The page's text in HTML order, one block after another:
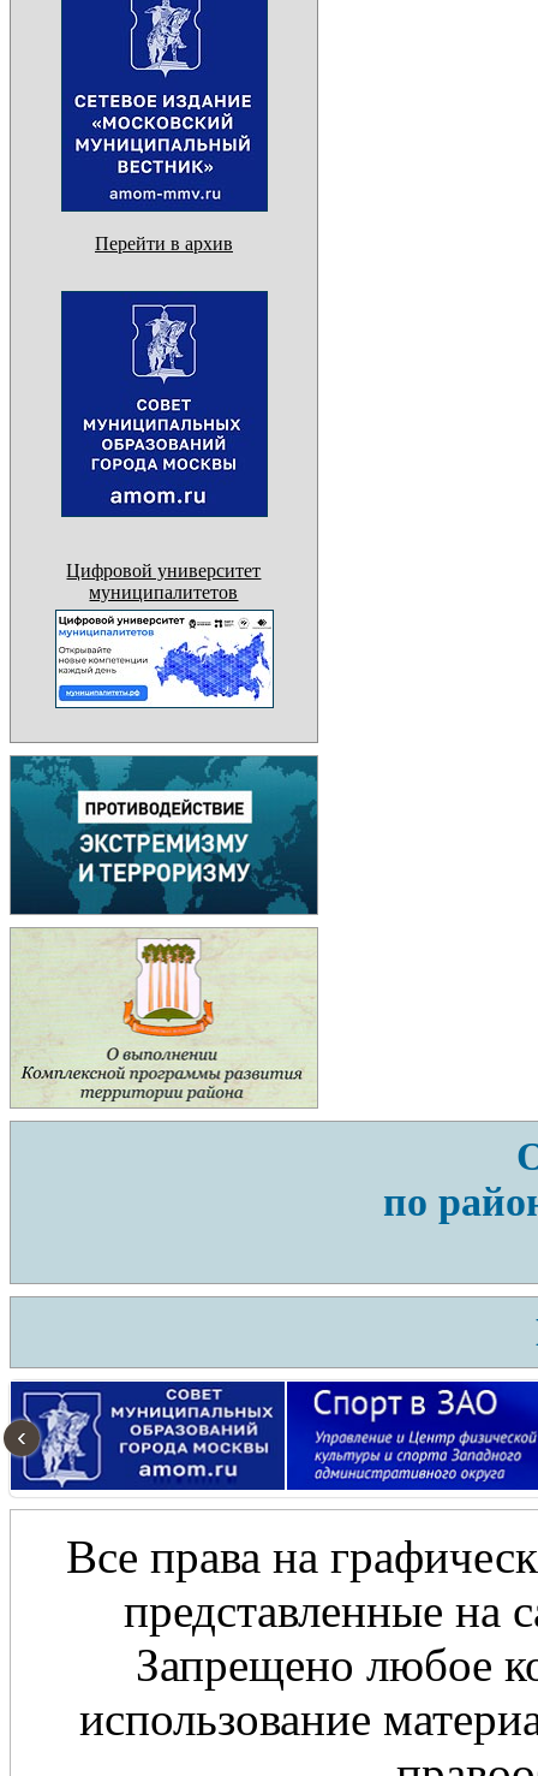
Перейти в архив
Цифровой университет
муниципалитетов
по
‹
Все права на
представленные на
Запрещено любое
использование